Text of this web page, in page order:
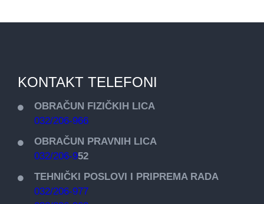
KONTAKT TELEFONI
OBRAČUN FIZIČKIH LICA
032/206-966
OBRAČUN PRAVNIH LICA
032/206-952
TEHNIČKI POSLOVI I PRIPREMA RADA
032/206-977